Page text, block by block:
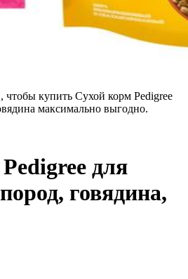
чтобы купить Сухой корм Pedigree
максимально выгодно.
для
говядина,